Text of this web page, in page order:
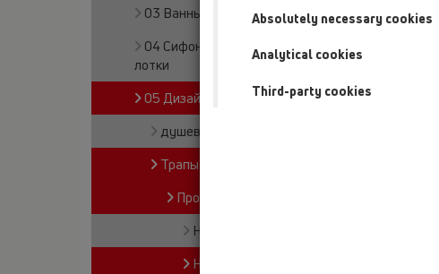
03 Ванны
04 Сифоны для душевых кабин/Душевые
лотки
05 Дизайн-душевые
душевой лоток
Трапы для внутренних помещений
Продукты
HL510NC
HL540
Absolutely necessary cookies
Analytical cookies
Third-party cookies